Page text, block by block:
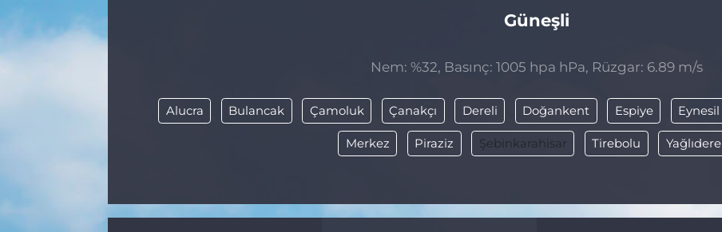
Güneşli
Nem: %32, Basınç: 1005 hpa hPa, Rüzgar: 6.89 m/s
Alucra Bulancak Çamoluk Çanakçı Dereli Doğankent Espiye Eynesil
Merkez Piraziz Şebinkarahisar Tirebolu Yağlıdere
BÖLGE